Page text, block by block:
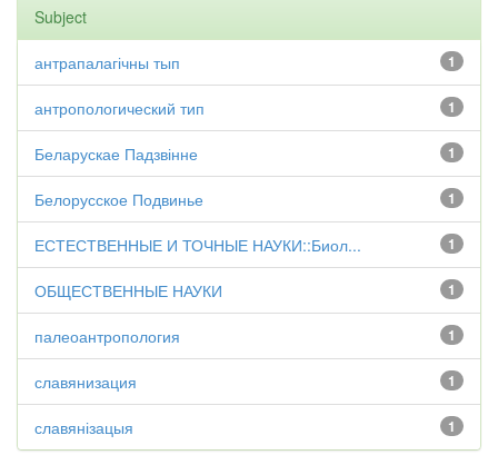
Subject
1
антрапалагічны тып
1
антропологический тип
1
Беларускае Падзвінне
1
Белорусское Подвинье
1
ЕСТЕСТВЕННЫЕ И ТОЧНЫЕ НАУКИ::Биол...
1
ОБЩЕСТВЕННЫЕ НАУКИ
1
палеоантропология
1
славянизация
1
славянізацыя